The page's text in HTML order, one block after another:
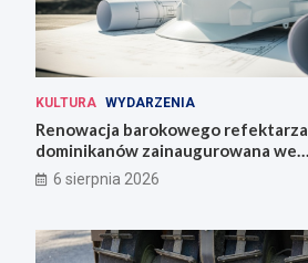
KULTURA WYDARZENIA
Renowacja barokowego refektarza
dominikanów zainaugurowana we
Wrocławiu
6 sierpnia 2026